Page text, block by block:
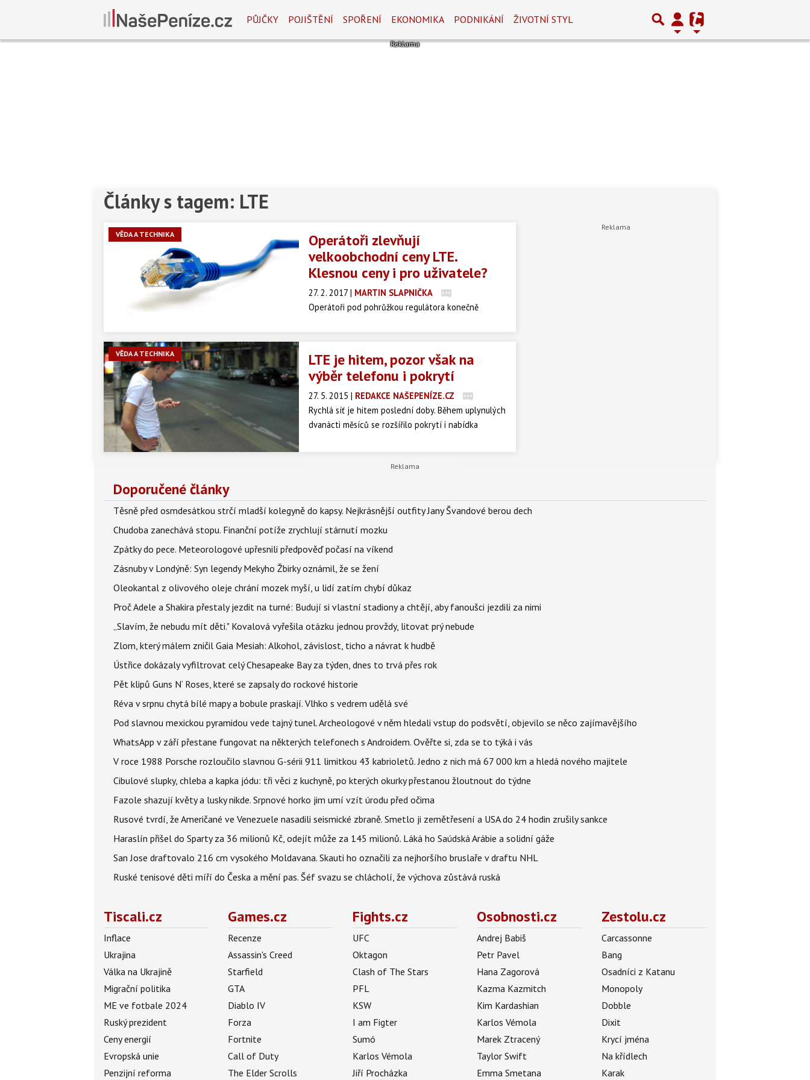
PŮJČKY POJIŠTĚNÍ SPOŘENÍ EKONOMIKA PODNIKÁNÍ ŽIVOTNÍ STYL
Články s tagem: LTE
VĚDA A TECHNIKA
Operátoři zlevňují
velkoobchodní ceny LTE.
Klesnou ceny i pro uživatele?
27. 2. 2017 | MARTIN SLAPNIČKA
Operátoři pod pohrůžkou regulátora konečně
Stávající výše cen neodpovídala požadavkům aukce
virtuálních operátorů v nabídce LTE připojení však
nově stanovené ceny zdaleka nestačí.
VĚDA A TECHNIKA
LTE je hitem, pozor však na
výběr telefonu i pokrytí
27. 5. 2015 | REDAKCE NAŠEPENÍZE.CZ
Rychlá síť je hitem poslední doby. Během uplynulých
dvanácti měsíců se rozšířilo pokrytí i nabídka
podporováno“ vám však vždy nezaručí, že se budete
moci do této sítě připojit. Co si podle sdružení
Doporučené články
Těsně před osmdesátkou strčí mladší kolegyně do kapsy. Nejkrásnější outfity Jany Švandové berou dech
Chudoba zanechává stopu. Finanční potíže zrychlují stárnutí mozku
Zpátky do pece. Meteorologové upřesnili předpověď počasí na víkend
Zásnuby v Londýně: Syn legendy Mekyho Žbirky oznámil, že se žení
Oleokantal z olivového oleje chrání mozek myší, u lidí zatím chybí důkaz
Proč Adele a Shakira přestaly jezdit na turné: Budují si vlastní stadiony a chtějí, aby fanoušci jezdili za nimi
„Slavím, že nebudu mít děti." Kovalová vyřešila otázku jednou provždy, litovat prý nebude
Zlom, který málem zničil Gaia Mesiah: Alkohol, závislost, ticho a návrat k hudbě
Ústřice dokázaly vyfiltrovat celý Chesapeake Bay za týden, dnes to trvá přes rok
Pět klipů Guns N‘ Roses, které se zapsaly do rockové historie
Réva v srpnu chytá bílé mapy a bobule praskají. Vlhko s vedrem udělá své
Pod slavnou mexickou pyramidou vede tajný tunel. Archeologové v něm hledali vstup do podsvětí, objevilo se něco zajímavějšího
WhatsApp v září přestane fungovat na některých telefonech s Androidem. Ověřte si, zda se to týká i vás
V roce 1988 Porsche rozloučilo slavnou G-sérii 911 limitkou 43 kabrioletů. Jedno z nich má 67 000 km a hledá nového majitele
Cibulové slupky, chleba a kapka jódu: tři věci z kuchyně, po kterých okurky přestanou žloutnout do týdne
Fazole shazují květy a lusky nikde. Srpnové horko jim umí vzít úrodu před očima
Rusové tvrdí, že Američané ve Venezuele nasadili seismické zbraně. Smetlo ji zemětřesení a USA do 24 hodin zrušily sankce
Haraslín přišel do Sparty za 36 milionů Kč, odejít může za 145 milionů. Láká ho Saúdská Arábie a solidní gáže
San Jose draftovalo 216 cm vysokého Moldavana. Skauti ho označili za nejhoršího bruslaře v draftu NHL
Ruské tenisové děti míří do Česka a mění pas. Šéf svazu se chlácholí, že výchova zůstává ruská
Tiscali.cz
Inflace
Ukrajina
Válka na Ukrajině
Migrační politika
ME ve fotbale 2024
Ruský prezident
Ceny energií
Evropská unie
Penzijní reforma
Games.cz
Recenze
Assassin's Creed
Starfield
GTA
Diablo IV
Forza
Fortnite
Call of Duty
The Elder Scrolls
Fights.cz
UFC
Oktagon
Clash of The Stars
PFL
KSW
I am Figter
Sumó
Karlos Vémola
Jiří Procházka
Osobnosti.cz
Andrej Babiš
Petr Pavel
Hana Zagorová
Kazma Kazmitch
Kim Kardashian
Karlos Vémola
Marek Ztracený
Taylor Swift
Emma Smetana
Zestolu.cz
Carcassonne
Bang
Osadníci z Katanu
Monopoly
Dobble
Dixit
Krycí jména
Na křídlech
Karak